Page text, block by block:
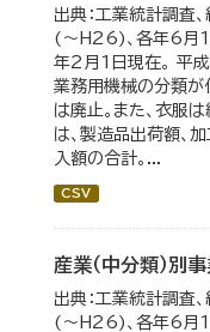
出典：工業統計調査
(～H26)、各年6月1
年2月1日現在。 平成
業務用機械の分類が
は廃止。また、衣服
は、製造品出荷額、
入額の合計。...
CSV
産業（中分類）別
出典：工業統計調査
(～H26)、各年6月1